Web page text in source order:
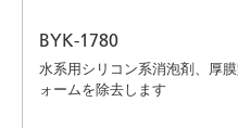
BYK-1780
水系用シリコン系消泡剤、厚
ォームを除去します